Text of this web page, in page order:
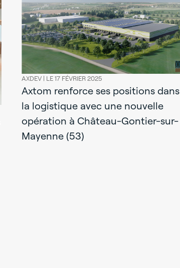
AXDEV | LE 17 FÉVRIER 2025
Axtom renforce ses positions dans
la logistique avec une nouvelle
opération à Château-Gontier-sur-
Mayenne (53)